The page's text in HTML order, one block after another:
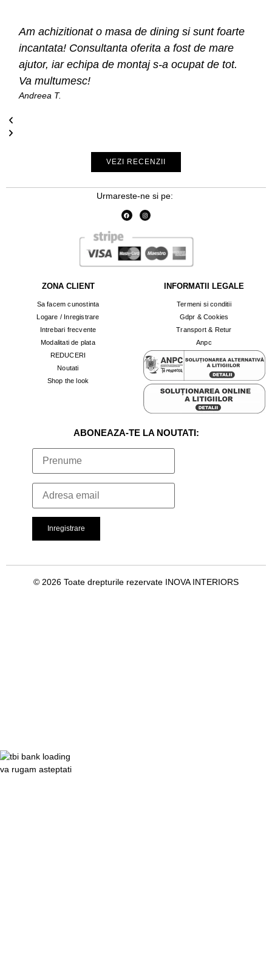
Am achizitionat o masa de dining si sunt foarte
incantata! Consultanta oferita a fost de mare
ajutor, iar echipa de montaj s-a ocupat de tot.
Va multumesc!
Andreea T.
VEZI RECENZII
Urmareste-ne si pe:
ZONA CLIENT
Sa facem cunostinta
Logare / Inregistrare
Intrebari frecvente
Modalitati de plata
REDUCERI
Noutati
Shop the look
INFORMATII LEGALE
Termeni si conditii
Gdpr & Cookies
Transport & Retur
Anpc
ABONEAZA-TE LA NOUTATI:
© 2026 Toate drepturile rezervate INOVA INTERIORS
va rugam asteptati